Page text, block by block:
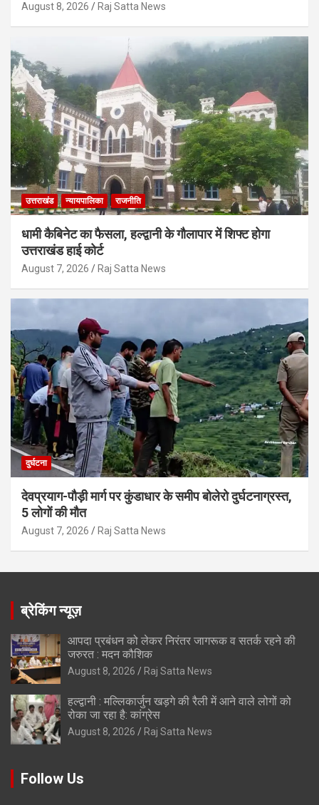
August 8, 2026 Raj Satta News
उत्तराखंड न्यायपालिका राजनीति
धामी कैबिनेट का फैसला, हल्द्वानी के गौलापार में शिफ्ट होगा
उत्तराखंड हाई कोर्ट
August 7, 2026 Raj Satta News
दुर्घटना
देवप्रयाग-पौड़ी मार्ग पर कुंडाधार के समीप बोलेरो दुर्घटनाग्रस्त,
5 लोगों की मौत
August 7, 2026 Raj Satta News
ब्रेकिंग न्यूज़
आपदा प्रबंधन को लेकर निरंतर जागरूक व सतर्क रहने की
जरुरत : मदन कौशिक
August 8, 2026 Raj Satta News
हल्द्वानी : मल्लिकार्जुन खड़गे की रैली में आने वाले लोगों को
रोका जा रहा है: कांग्रेस
August 8, 2026 Raj Satta News
Follow Us